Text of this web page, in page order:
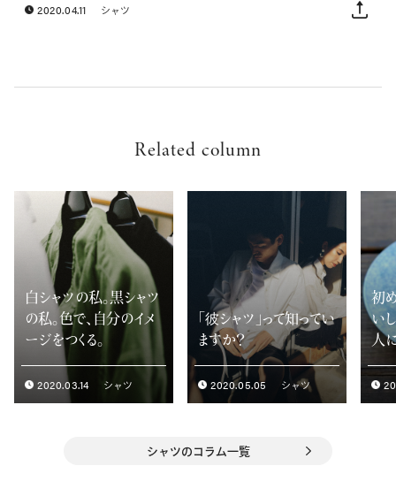
2020.04.11 シャツ
Related column
白シャツの私。黒シャツ
の私。色で、自分のイメ
ージをつくる。
2020.03.14 シャツ
「彼シャツ」って知ってい
ますか？
2020.05.05 シャツ
初
い
人
シャツのコラム一覧